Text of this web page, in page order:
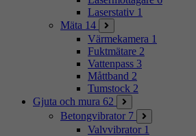
Laserstativ 1
Mäta 14
Värmekamera 1
Fuktmätare 2
Vattenpass 3
Måttband 2
Tumstock 2
Gjuta och mura 62
Betongvibrator 7
Valvvibrator 1